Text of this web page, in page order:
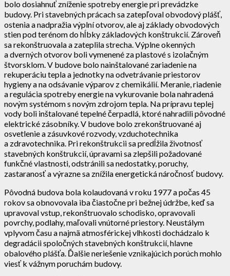
bolo dosiahnuť zníženie spotreby energie pri prevádzke
budovy. Pri stavebných prácach sa zatepľoval obvodový plášť,
ostenia a nadpražia výplní otvorov, ale aj základy obvodových
stien pod terénom do hĺbky základových konštrukcií. Zároveň
sa rekonštruovala a zateplila strecha. Výplne okenných
a dverných otvorov boli vymenené za plastové s izolačným
štvorsklom. V budove bolo nainštalované zariadenie na
rekuperáciu tepla a jednotky na odvetrávanie priestorov
hygieny a na odsávanie výparov z chemikálií. Meranie, riadenie
a regulácia spotreby energie na vykurovanie bola nahradená
novým systémom s novým zdrojom tepla. Na prípravu teplej
vody boli inštalované tepelné čerpadlá, ktoré nahradili pôvodné
elektrické zásobníky. V budove bolo zrekonštruované aj
osvetlenie a zásuvkové rozvody, vzduchotechnika
a zdravotechnika. Pri rekonštrukcii sa predĺžila životnosť
stavebných konštrukcií, úpravami sa zlepšili požadované
funkčné vlastnosti, odstránili sa nedostatky, poruchy,
zastaranosť a výrazne sa znížila energetická náročnosť budovy.
Pôvodná budova bola kolaudovaná v roku 1977 a počas 45
rokov sa obnovovala iba čiastočne pri bežnej údržbe, keď sa
upravoval vstup, rekonštruovalo schodisko, opravovali
povrchy, podlahy, maľovali vnútorné priestory. Neustálym
vplyvom času a najmä atmosférickej vlhkosti dochádzalo k
degradácii spoločných stavebných konštrukcií, hlavne
obalového plášťa. Ďalšie neriešenie vznikajúcich porúch mohlo
viesť k vážnym poruchám budovy.